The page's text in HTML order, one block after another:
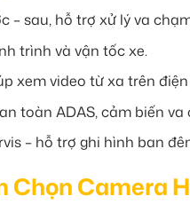
– sau, hỗ trợ xử lý va
trình và vận tốc xe.
xem video từ xa trên
toàn ADAS, cảm biến va
– hỗ trợ ghi hình ban
Chọn Camera